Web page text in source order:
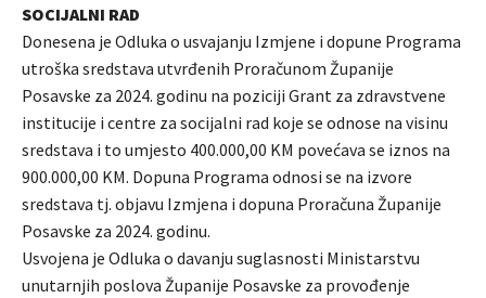
SOCIJALNI RAD
Donesena je Odluka o usvajanju Izmjene i dopune Programa
utroška sredstava utvrđenih Proračunom Županije
Posavske za 2024. godinu na poziciji Grant za zdravstvene
institucije i centre za socijalni rad koje se odnose na visinu
sredstava i to umjesto 400.000,00 KM povećava se iznos na
900.000,00 KM. Dopuna Programa odnosi se na izvore
sredstava tj. objavu Izmjena i dopuna Proračuna Županije
Posavske za 2024. godinu.
Usvojena je Odluka o davanju suglasnosti Ministarstvu
unutarnjih poslova Županije Posavske za provođenje